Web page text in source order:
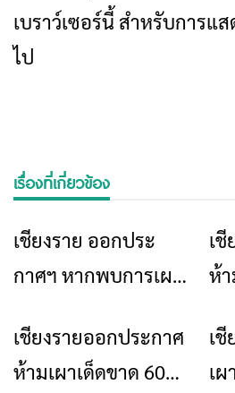
เบราว์เซอร์นี้ สำหรับการแ
ไป
เรื่องที่เกี่ยวข้อง
ข่าวเชียงราย
เชียงราย ออกประ
กาศฯ หากพบการเผา
ดำเนินการตามกฏ
หมายทันที ผู้แจ้ง
เชี
ห้า
ข่าวเชียงราย
เชียงรายออกประกาศ
ห้ามเผาเด็ดขาด 60
เ
เ